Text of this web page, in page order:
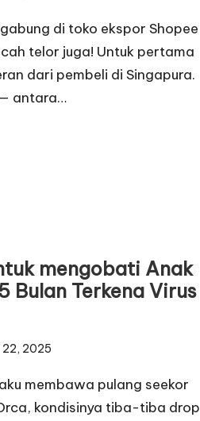
di toko ekspor Shopee
telor juga! Untuk pertama
dari pembeli di Singapura.
antara…
mengobati Anak
Bulan Terkena Virus
22, 2025
membawa pulang seekor
kondisinya tiba-tiba drop